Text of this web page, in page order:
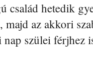
család hetedik
, majd az akkori
nap szülei férjhez